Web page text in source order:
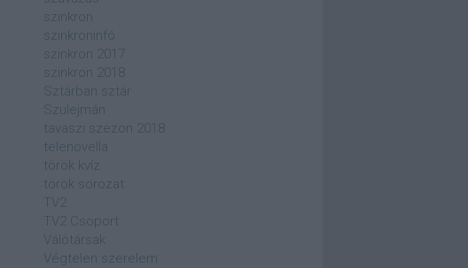
szinkron
szinkroninfó
szinkron 2017
szinkron 2018
Sztárban sztár
Szulejmán
tavaszi szezon 2018
telenovella
török kvíz
török sorozat
TV2
TV2 Csoport
Válótársak
Végtelen szerelem